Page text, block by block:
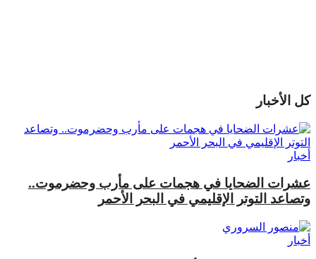
كل الأخبار
أخبار
عشرات الضحايا في هجمات على مأرب وحضرموت..
وتصاعد التوتر الإقليمي في البحر الأحمر
أخبار